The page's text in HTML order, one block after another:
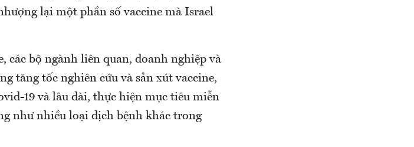
lại một phần số vaccine mà Israel
các bộ ngành liên quan, doanh nghiệp và
tăng tốc nghiên cứu và sản xút vaccine,
19 và lâu dài, thực hiện mục tiêu miễn
như nhiều loại dịch bệnh khác trong